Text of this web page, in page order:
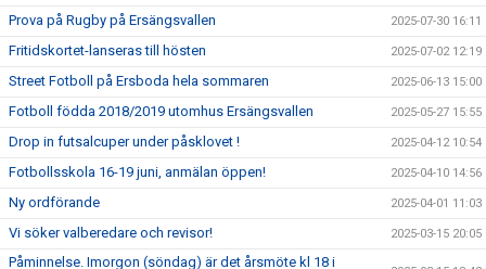
Prova på Rugby på Ersängsvallen 2025-07-30 16:11
Fritidskortet-lanseras till hösten 2025-07-02 12:19
Street Fotboll på Ersboda hela sommaren 2025-06-13 15:00
Fotboll födda 2018/2019 utomhus Ersängsvallen 2025-05-27 15:55
Drop in futsalcuper under påsklovet ! 2025-04-12 10:54
Fotbollsskola 16-19 juni, anmälan öppen! 2025-04-10 14:56
Ny ordförande 2025-04-01 11:03
Vi söker valberedare och revisor! 2025-03-15 20:05
Påminnelse. Imorgon (söndag) är det årsmöte kl 18 i